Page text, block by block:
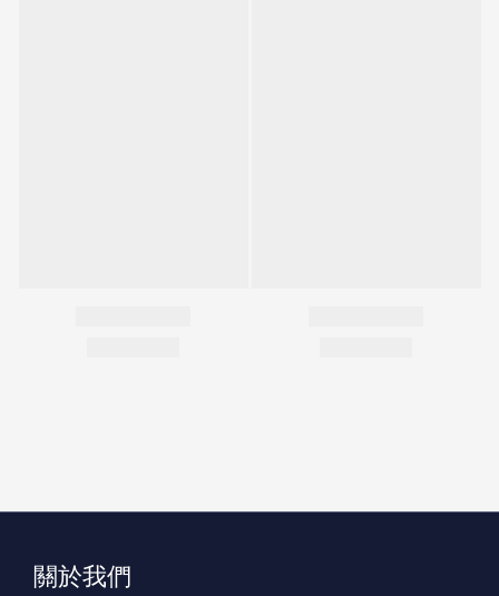
關於我們